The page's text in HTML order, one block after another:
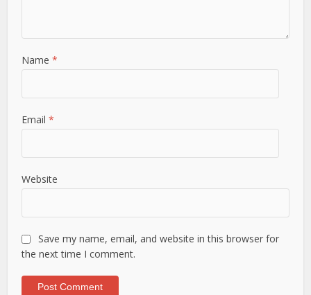
Name*
Email*
Website
Save my name, email, and website in this browser for
the next time I comment.